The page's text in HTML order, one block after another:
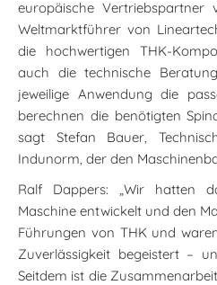
europäische
Weltmarktführer von
die hochwertigen THK-
auch die technische
jeweilige Anwendung die
berechnen die benötigten
sagt Stefan Bauer,
Indunorm, der den
Ralf Dappers: „Wir hatten
Maschine entwickelt und den
Führungen von THK und
Zuverlässigkeit begeistert –
Seitdem ist die